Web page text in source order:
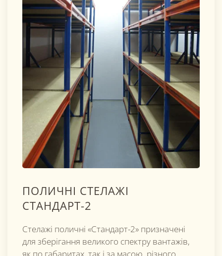
ПОЛИЧНІ СТЕЛАЖІ
СТАНДАРТ-2
Стелажі поличні «Стандарт-2» призначені
для зберігання великого спектру вантажів,